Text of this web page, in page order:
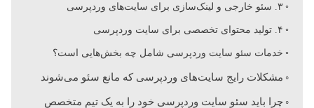
س
۳. سئو خارجی و لینک‌سازی برای سایت‌های وردپرسی
۴. تولید محتوای تخصصی برای سایت وردپرسی
خدمات سئو سایت وردپرسی شامل چه بخش‌هایی است؟
مشکلات رایج سایت‌های وردپرسی که مانع سئو می‌شوند
چرا باید سئو سایت وردپرسی خود را به یک تیم متخصص